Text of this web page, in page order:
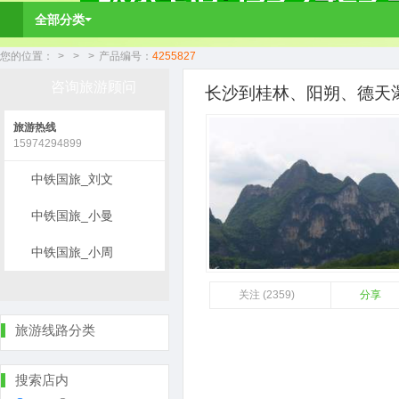
全部分类
您的位置： > > > 产品编号： 4255827
长沙到桂林、阳朔、德天
关注 (2359) 分享
旅游热线
15974294899
中铁国旅_刘文
中铁国旅_小曼
中铁国旅_小周
旅游线路分类
搜索店内